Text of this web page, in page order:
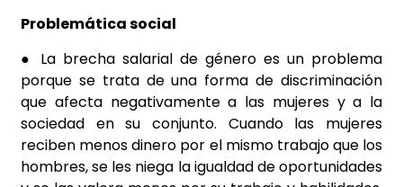
Problemática social
● La brecha salarial de género es un problema
porque se trata de una forma de discriminación
que afecta negativamente a las mujeres y a la
sociedad en su conjunto. Cuando las mujeres
reciben menos dinero por el mismo trabajo que los
hombres, se les niega la igualdad de oportunidades